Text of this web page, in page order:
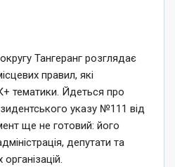
Тангеранг розглядає
правил, які
тематики. Йдеться про
указу №111 від
ще не готовий: його
депутати та